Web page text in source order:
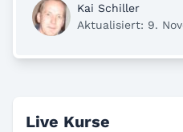
Kai Schiller
Aktualisiert: 9.
Live Kurse